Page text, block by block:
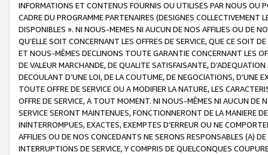
INFORMATIONS ET CONTENUS FOURNIS OU UTILISES PAR NOUS OU
CADRE DU PROGRAMME PARTENAIRES (DESIGNES COLLECTIVEMENT
DISPONIBLES ». NI NOUS-MEMES NI AUCUN DE NOS AFFILIES OU DE
QU’ELLE SOIT CONCERNANT LES OFFRES DE SERVICE, QUE CE SOIT
ET NOUS-MÊMES DECLINONS TOUTE GARANTIE CONCERNANT LES
DE VALEUR MARCHANDE, DE QUALITE SATISFAISANTE,
DECOULANT D’UNE LOI, DE LA COUTUME, DE NEGOCIATIONS, D’UNE
TOUTE OFFRE DE SERVICE OU A MODIFIER LA NATURE, LES
OFFRE DE SERVICE, A TOUT MOMENT. NI NOUS-MÊMES NI AUCUN DE
SERVICE SERONT MAINTENUES, FONCTIONNERONT DE LA MANIERE
ININTERROMPUES, EXACTES, EXEMPTES D’ERREUR OU NE
AFFILIES OU DE NOS CONCEDANTS NE SERONS RESPONSABLES (A)
INTERRUPTIONS DE SERVICE, Y COMPRIS DE QUELCONQUES